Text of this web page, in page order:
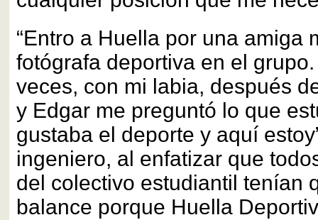
“Entro a Huella por una amiga
fotógrafa deportiva en el
veces, con mi labia, después
y Edgar me preguntó lo que
gustaba el deporte y aquí
ingeniero, al enfatizar que
del colectivo estudiantil tenían
balance porque Huella